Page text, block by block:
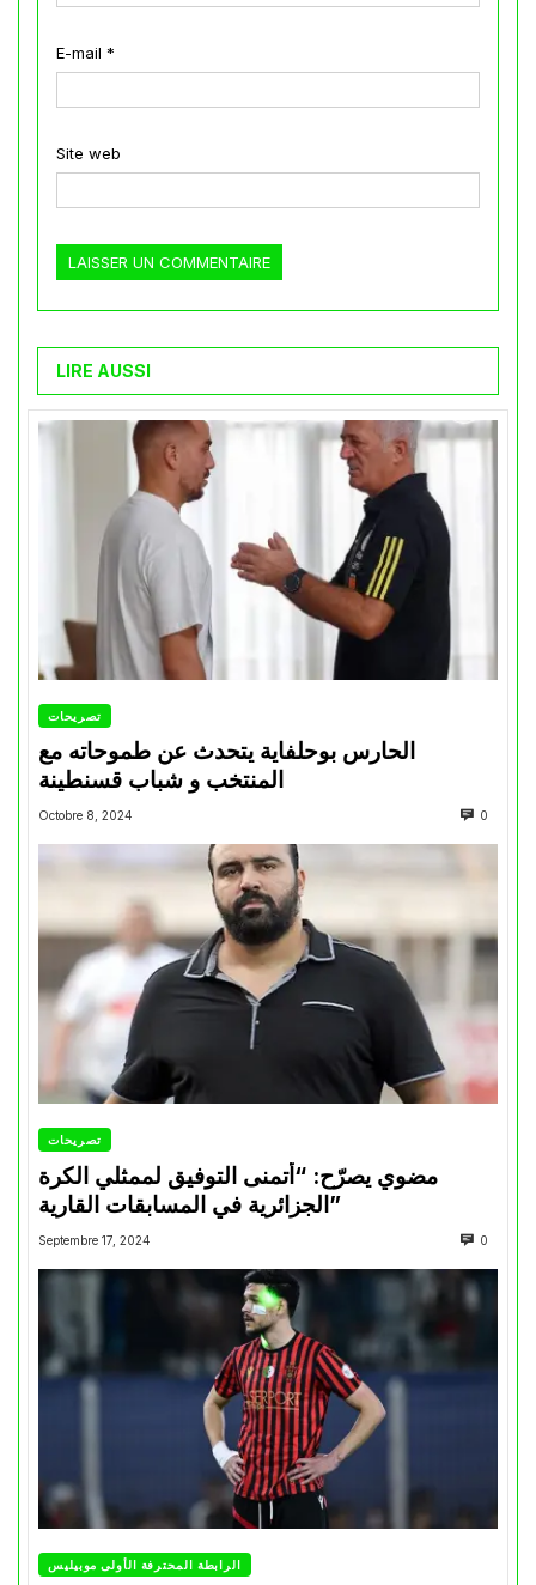
E-mail *
Site web
LIRE AUSSI
تصريحات
الحارس بوحلفاية يتحدث عن طموحاته مع
المنتخب و شباب قسنطينة
Octobre 8, 2024 0
تصريحات
مضوي يصرّح: “أتمنى التوفيق لممثلي الكرة
الجزائرية في المسابقات القارية”
Septembre 17, 2024 0
الرابطة المحترفة الأولى موبيليس